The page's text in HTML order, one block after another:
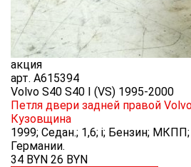
акция
арт. A615394
Volvo S40 S40 I (VS) 1995-2000
Петля двери задней правой
Кузовщина
1999; Седан.; 1,6; i; Бензин;
Германии.
34 BYN 26 BYN